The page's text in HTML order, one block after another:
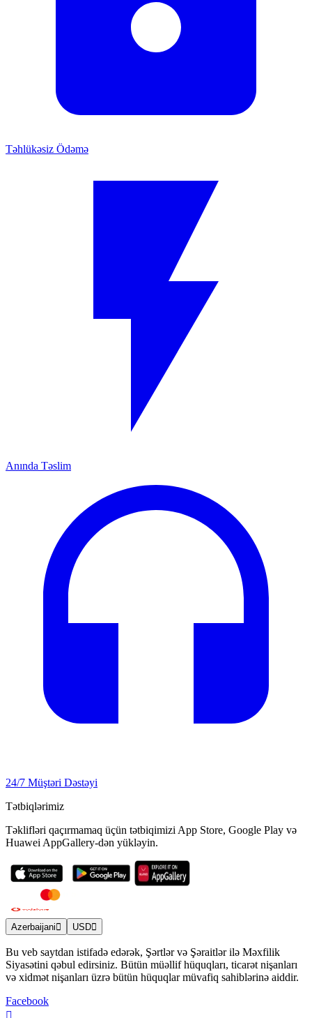
Təhlükəsiz Ödəmə
Anında Təslim
24/7 Müştəri Dəstəyi
Tətbiqlərimiz
Təklifləri qaçırmamaq üçün tətbiqimizi App Store, Google Play və
Huawei AppGallery-dən yükləyin.
Azerbaijani USD
Bu veb saytdan istifadə edərək, Şərtlər və Şəraitlər ilə Məxfilik
Siyasətini qəbul edirsiniz. Bütün müəllif hüquqları, ticarət nişanları
və xidmət nişanları üzrə bütün hüquqlar müvafiq sahiblərinə aiddir.
Facebook